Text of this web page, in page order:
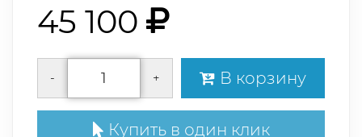
45 100
- + В корзину
Купить в один клик